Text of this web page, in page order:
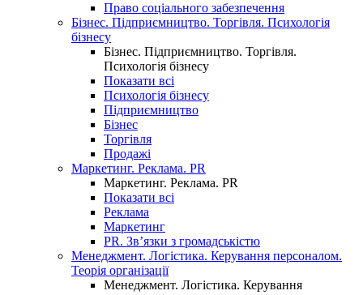
Право соціального забезпечення
Бізнес. Підприємництво. Торгівля. Психологія
бізнесу
Бізнес. Підприємництво. Торгівля.
Психологія бізнесу
Показати всі
Психологія бізнесу
Підприємництво
Бізнес
Торгівля
Продажі
Маркетинг. Реклама. PR
Маркетинг. Реклама. PR
Показати всі
Реклама
Маркетинг
PR. Зв’язки з громадськістю
Менеджмент. Логістика. Керування персоналом.
Теорія організації
Менеджмент. Логістика. Керування